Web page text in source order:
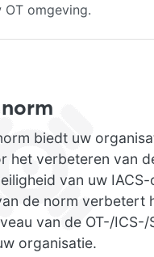
omgeving.
norm
biedt uw
het verbeteren van
van uw
de norm verbetert
van de OT-/ICS-/
organisatie.